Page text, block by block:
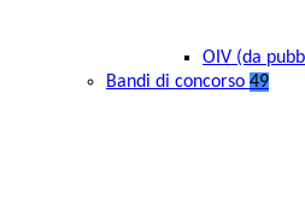
OIV (da
Bandi di concorso 49